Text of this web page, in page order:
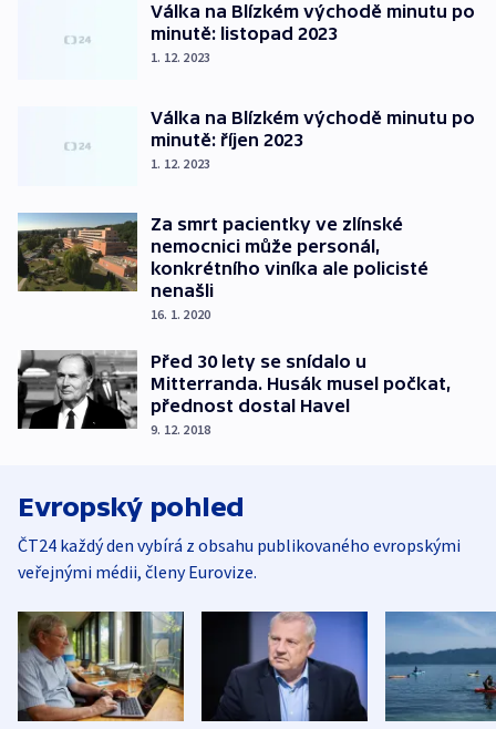
Válka na Blízkém východě minutu po
minutě: listopad 2023
1. 12. 2023
Válka na Blízkém východě minutu po
minutě: říjen 2023
1. 12. 2023
Za smrt pacientky ve zlínské
nemocnici může personál,
konkrétního viníka ale policisté
nenašli
16. 1. 2020
Před 30 lety se snídalo u
Mitterranda. Husák musel počkat,
přednost dostal Havel
9. 12. 2018
Evropský pohled
ČT24 každý den vybírá z obsahu publikovaného evropskými
veřejnými médii, členy Eurovize.